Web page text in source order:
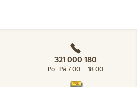
321 000 180
Po–Pá 7:00 – 18:00